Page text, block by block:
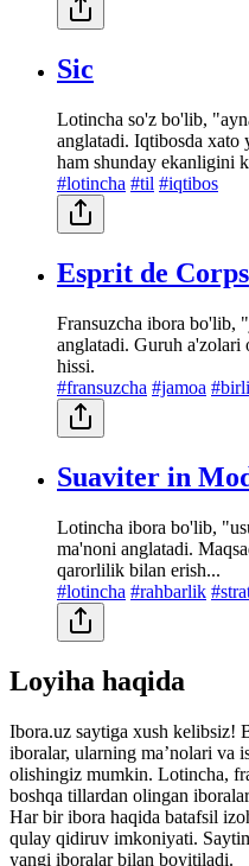
Sic
Lotincha so'z bo'lib,
anglatadi. Iqtibosda xato
ham shunday ekanligini
#lotincha #til #iqtibos
Esprit de Corps
Fransuzcha ibora bo'lib,
anglatadi. Guruh a'zolari
hissi.
#fransuzcha #jamoa
Suaviter in
Lotincha ibora bo'lib,
ma'noni anglatadi.
qarorlilik bilan erish...
#lotincha #rahbarlik
Loyiha haqida
Ibora.uz saytiga xush kelibsiz!
iboralar, ularning maʼnolari va
olishingiz mumkin. Lotincha,
boshqa tillardan olingan
Har bir ibora haqida batafsil
qulay qidiruv imkoniyati.
yangi iboralar bilan boyitiladi.